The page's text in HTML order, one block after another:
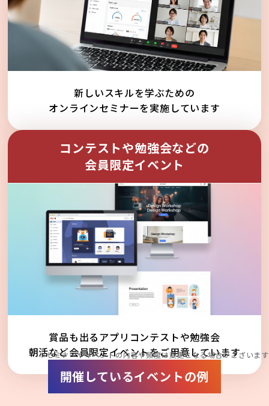
新しいスキルを学ぶための
オンラインセミナーを実施しています
コンテストや勉強会などの
会員限定イベント
賞品も出るアプリコンテストや勉強会
朝活など会員限定イベントをご用意しています
※セミナーやイベントの内容や頻度は変更となる場合がございます
開催しているイベントの例